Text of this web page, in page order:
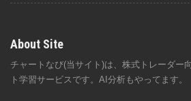
About Site
チャートなび(当サイト)は、株式トレーダー
ト学習サービスです。AI分析もやってます。